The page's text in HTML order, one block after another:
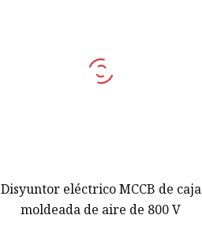
Disyuntor eléctrico MCCB de caja
moldeada de aire de 800 V